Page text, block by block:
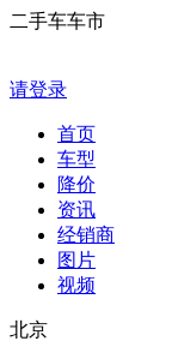
二手车车市
请登录
首页
车型
降价
资讯
经销商
图片
视频
北京